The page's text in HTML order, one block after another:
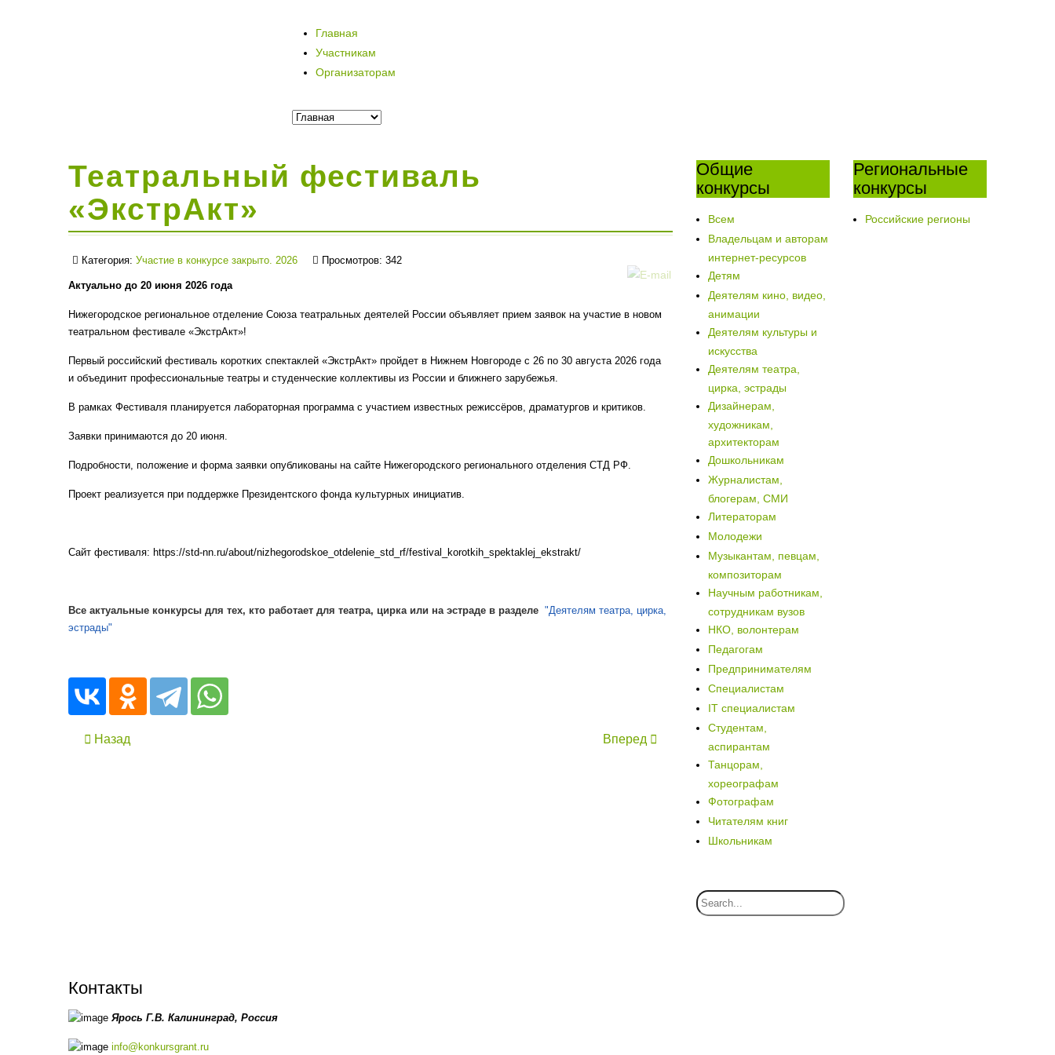
Главная
Участникам
Организаторам
Театральный фестиваль
«ЭкстрАкт»
Категория: Участие в конкурсе закрыто. 2026 Просмотров: 342
Актуально до 20 июня 2026 года
Нижегородское региональное отделение Союза театральных деятелей России объявляет прием заявок на участие в новом
театральном фестивале «ЭкстрАкт»!
Первый российский фестиваль коротких спектаклей «ЭкстрАкт» пройдет в Нижнем Новгороде с 26 по 30 августа 2026 года
и объединит профессиональные театры и студенческие коллективы из России и ближнего зарубежья.
В рамках Фестиваля планируется лабораторная программа с участием известных режиссёров, драматургов и критиков.
Заявки принимаются до 20 июня.
Подробности, положение и форма заявки опубликованы на сайте Нижегородского регионального отделения СТД РФ.
Проект реализуется при поддержке Президентского фонда культурных инициатив.
Сайт фестиваля: https://std-nn.ru/about/nizhegorodskoe_otdelenie_std_rf/festival_korotkih_spektaklej_ekstrakt/
Все актуальные конкурсы для тех, кто работает для театра, цирка или на эстраде в разделе "Деятелям театра, цирка,
эстрады"
Назад Вперед
Общие
конкурсы
Всем
Владельцам и авторам
интернет-ресурсов
Детям
Деятелям кино, видео,
анимации
Деятелям культуры и
искусства
Деятелям театра,
цирка, эстрады
Дизайнерам,
художникам,
архитекторам
Дошкольникам
Журналистам,
блогерам, СМИ
Литераторам
Молодежи
Музыкантам, певцам,
композиторам
Научным работникам,
сотрудникам вузов
НКО, волонтерам
Педагогам
Предпринимателям
Специалистам
IT специалистам
Студентам,
аспирантам
Танцорам,
хореографам
Фотографам
Читателям книг
Школьникам
Региональные
конкурсы
Российские регионы
Контакты
Ярось Г.В. Калининград, Россия
info@konkursgrant.ru